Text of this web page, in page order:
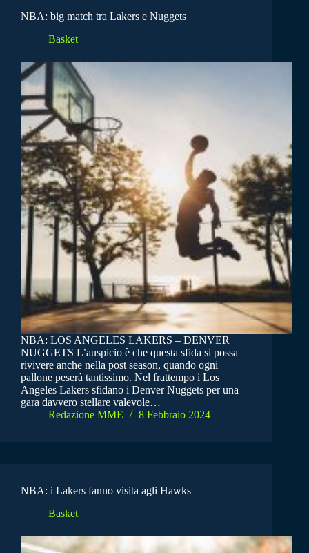
NBA: big match tra Lakers e Nuggets
Basket
NBA: LOS ANGELES LAKERS – DENVER
NUGGETS L’auspicio è che questa sfida si possa
rivivere anche nella post season, quando ogni
pallone peserà tantissimo. Nel frattempo i Los
Angeles Lakers sfidano i Denver Nuggets per una
gara davvero stellare valevole…
Redazione MME
8 Febbraio 2024
NBA: i Lakers fanno visita agli Hawks
Basket